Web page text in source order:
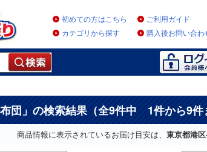
初めての方はこちら ご利用ガイド
カテゴリから探す
購入後お問い合わ
団 」の検索結果（全9件中 1件から9件
商品情報に表示されているお届け目安は、 東京都港区